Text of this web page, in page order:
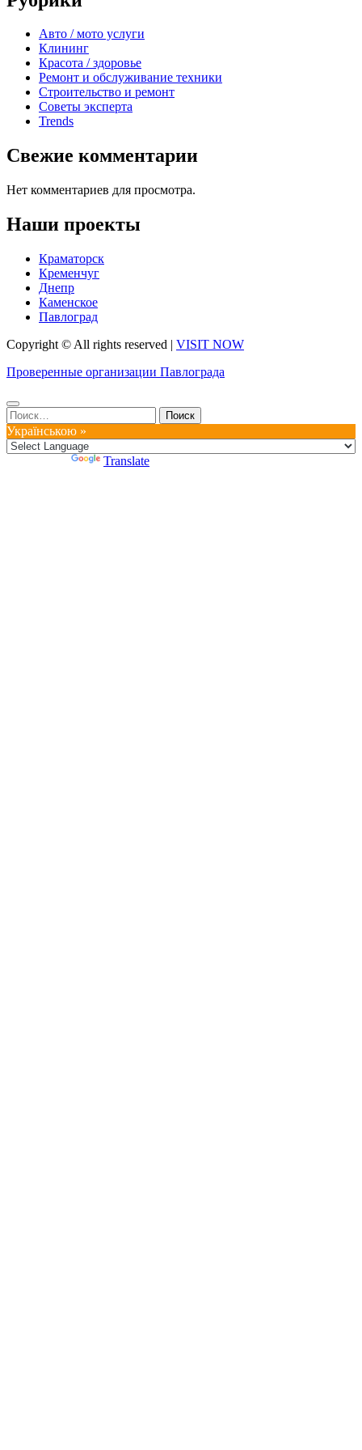
Авто / мото услуги
Клининг
Красота / здоровье
Ремонт и обслуживание техники
Строительство и ремонт
Советы эксперта
Trends
Свежие комментарии
Нет комментариев для просмотра.
Наши проекты
Краматорск
Кременчуг
Днепр
Каменское
Павлоград
Copyright © All rights reserved | VISIT NOW
Проверенные организации Павлограда
Найти:
Українською »
Translate